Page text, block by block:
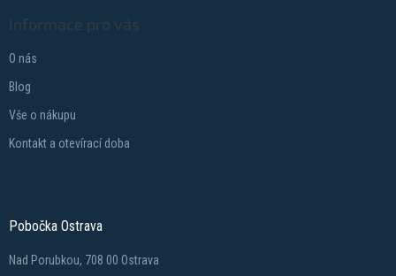
Informace pro vás
O nás
Blog
Vše o nákupu
Kontakt a otevírací doba
Pobočka Ostrava
Nad Porubkou, 708 00 Ostrava